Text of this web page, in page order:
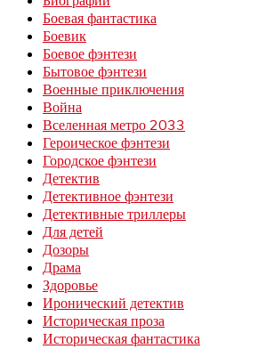
Боевая фантастика
Боевик
Боевое фэнтези
Бытовое фэнтези
Военные приключения
Война
Вселенная метро 2033
Героическое фэнтези
Городское фэнтези
Детектив
Детективное фэнтези
Детективные триллеры
Для детей
Дозоры
Драма
Здоровье
Иронический детектив
Историческая проза
Историческая фантастика